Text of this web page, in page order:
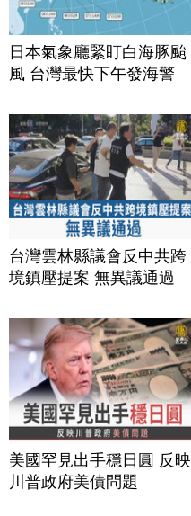
日本氣象廳緊盯白海豚颱
風 台灣最快下午發海警
台灣雲林縣議會反中共跨
境鎮壓提案 無異議通過
美國罕見出手穩日圓 反映
川普政府美債問題